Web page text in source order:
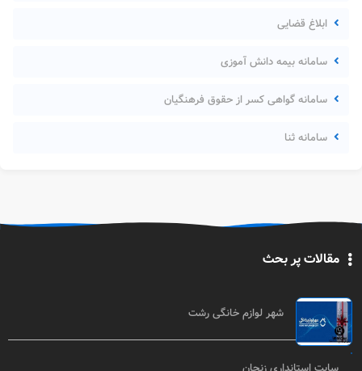
ابلاغ قضایی
سامانه بیمه دانش آموزی
سامانه گواهی کسر از حقوق فرهنگیان
سامانه ثنا
مقالات پر بحث
شهر لوازم خانگی رشت